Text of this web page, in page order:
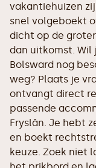
vakantiehuizen
snel volgeboekt
dicht op de
dan uitkomst.
Bolsward nog
weg? Plaats je
ontvangt direct
passende
Fryslân. Je hebt
en boekt
keuze. Zoek niet